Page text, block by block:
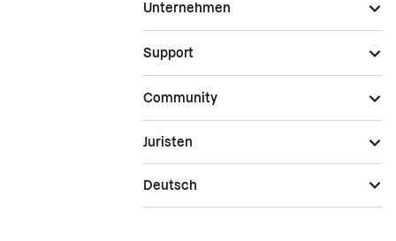
Unternehmen
Support
Community
Juristen
Deutsch